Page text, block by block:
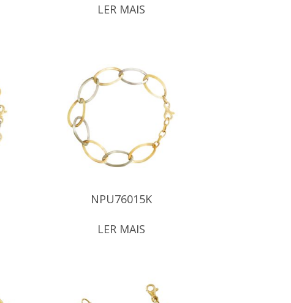
LER MAIS
NPU76015K
LER MAIS